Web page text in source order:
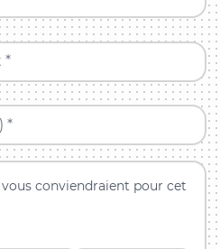
*
*
conviendraient pour cet